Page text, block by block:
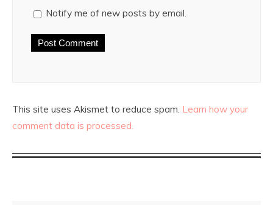
Notify me of new posts by email.
This site uses Akismet to reduce spam. Learn how your
comment data is processed.